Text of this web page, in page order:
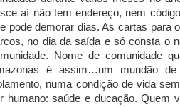
aí não tem endereço, nem
pode demorar dias. As cartas para
no dia da saída e só consta o
Nome de comunidade
é assim…um mundão
numa condição de vida
humano: saúde e ducação. Quem